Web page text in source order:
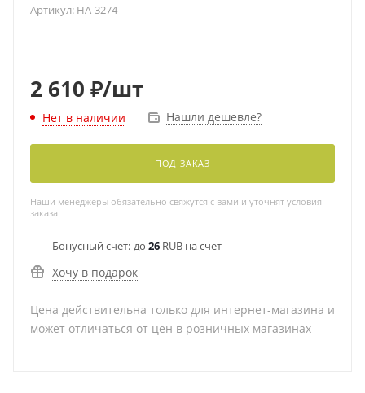
Артикул: HA-3274
2 610 ₽/шт
Нет в наличии Нашли дешевле?
ПОД ЗАКАЗ
Наши менеджеры обязательно свяжутся с вами и уточнят условия
заказа
Бонусный счет: до 26 RUB на счет
Хочу в подарок
Цена действительна только для интернет-магазина и
может отличаться от цен в розничных магазинах